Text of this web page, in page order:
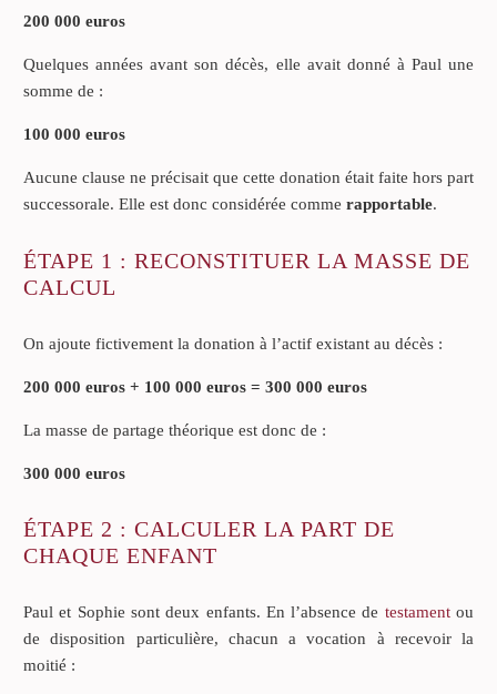
200 000 euros
Quelques années avant son décès, elle avait donné à Paul une
somme de :
100 000 euros
Aucune clause ne précisait que cette donation était faite hors part
successorale. Elle est donc considérée comme rapportable.
ÉTAPE 1 : RECONSTITUER LA MASSE DE
CALCUL
On ajoute fictivement la donation à l’actif existant au décès :
200 000 euros + 100 000 euros = 300 000 euros
La masse de partage théorique est donc de :
300 000 euros
ÉTAPE 2 : CALCULER LA PART DE
CHAQUE ENFANT
Paul et Sophie sont deux enfants. En l’absence de testamentou
de disposition particulière, chacun a vocation à recevoir la
moitié :